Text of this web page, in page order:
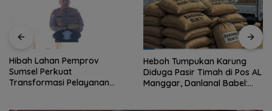
Hibah Lahan Pemprov
Sumsel Perkuat
Transformasi Pelayanan
Heboh Tumpukan Karung
Diduga Pasir Timah di Pos AL
Manggar, Danlanal Babel: